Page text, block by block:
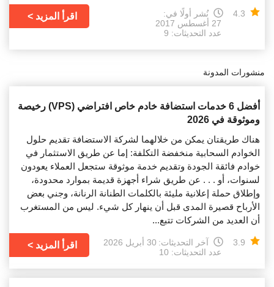
4.3
نُشر أولًا في:
27 أغسطس 2017
عدد التحديثات: 9
اقرأ المزيد
منشورات المدونة
أفضل 6 خدمات استضافة خادم خاص افتراضي (VPS) رخيصة
وموثوقة في 2026
هناك طريقتان يمكن من خلالهما لشركة الاستضافة تقديم حلول
الخوادم السحابية منخفضة التكلفة: إما عن طريق الاستثمار في
خوادم فائقة الجودة وتقديم خدمة موثوقة ستجعل العملاء يعودون
لسنوات، أو . . . عن طريق شراء أجهزة قديمة بموارد محدودة،
وإطلاق حملة إعلانية مليئة بالكلمات الطنانة الرنانة، وجني بعض
الأرباح قصيرة المدى قبل أن ينهار كل شيء. ليس من المستغرب
أن العديد من الشركات تتبع...
3.9 آخر التحديثات: 30 أبريل 2026
عدد التحديثات: 10
اقرأ المزيد